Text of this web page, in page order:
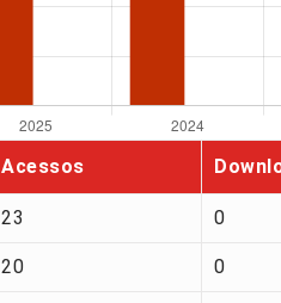
Acessos
23 0
20 0